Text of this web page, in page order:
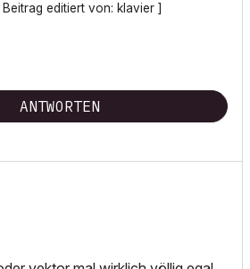
Beitrag editiert von: klavier ]
ANTWORTEN